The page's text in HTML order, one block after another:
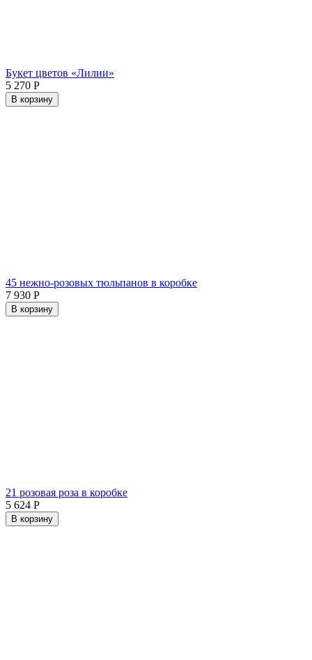
Букет цветов «Лилии»
5 270 Р
В корзину
45 нежно-розовых тюльпанов в коробке
7 930 Р
В корзину
21 розовая роза в коробке
5 624 Р
В корзину